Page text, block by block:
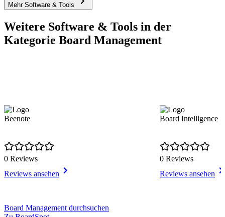
Mehr Software & Tools
Weitere Software & Tools in der
Kategorie Board Management
Beenote
0 Reviews
Reviews ansehen
Board Intelligence
0 Reviews
Reviews ansehen
Item
Board Management durchsuchen